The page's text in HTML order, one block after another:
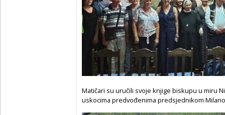
Matičari su uručili svoje knjige biskupu u miru
uskocima predvođenima predsjednikom